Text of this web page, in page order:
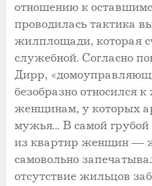
отношению к
проводилась тактика
жилплощади, которая
служебной. Согласно
Дирр,
безобразно относился
женщинам, у которых
мужья... В самой
из квартир женщин —
самовольно
отсутствие жильцов